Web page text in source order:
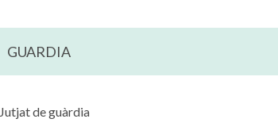
GUARDIA
Jutjat de guàrdia